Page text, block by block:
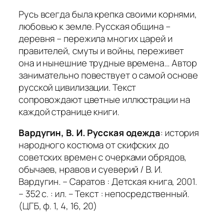
Русь всегда была крепка своими корнями,
любовью к земле. Русская община –
деревня – пережила многих царей и
правителей, смуты и войны, переживет
она и нынешние трудные времена… Автор
занимательно повествует о самой основе
русской цивилизации. Текст
сопровождают цветные иллюстрации на
каждой странице книги.
Вардугин, В. И. Русская одежда: история
народного костюма от скифских до
советских времен с очерками обрядов,
обычаев, нравов и суеверий / В. И.
Вардугин. – Саратов : Детская книга, 2001.
– 352 с. : ил. – Текст : непосредственный.
(ЦГБ, ф. 1, 4, 16, 20)